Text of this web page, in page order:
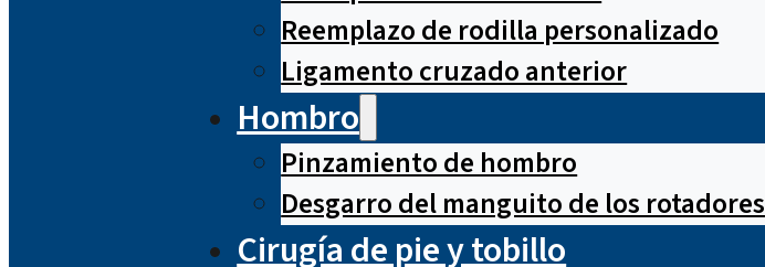
Reemplazo de rodilla personalizado
Ligamento cruzado anterior
Hombro
Pinzamiento de hombro
Desgarro del manguito de los rotadores
Cirugía de pie y tobillo